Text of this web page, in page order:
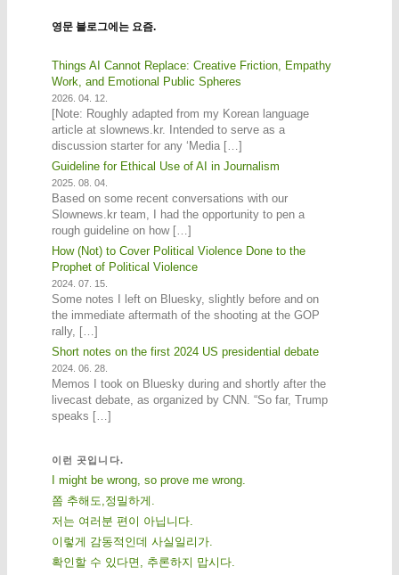
영문 블로그에는 요즘.
Things AI Cannot Replace: Creative Friction, Empathy
Work, and Emotional Public Spheres
2026. 04. 12.
[Note: Roughly adapted from my Korean language
article at slownews.kr. Intended to serve as a
discussion starter for any ‘Media […]
Guideline for Ethical Use of AI in Journalism
2025. 08. 04.
Based on some recent conversations with our
Slownews.kr team, I had the opportunity to pen a
rough guideline on how […]
How (Not) to Cover Political Violence Done to the
Prophet of Political Violence
2024. 07. 15.
Some notes I left on Bluesky, slightly before and on
the immediate aftermath of the shooting at the GOP
rally, […]
Short notes on the first 2024 US presidential debate
2024. 06. 28.
Memos I took on Bluesky during and shortly after the
livecast debate, as organized by CNN. “So far, Trump
speaks […]
이런 곳입니다.
I might be wrong, so prove me wrong.
쫌 추해도,정밀하게.
저는 여러분 편이 아닙니다.
이렇게 감동적인데 사실일리가.
확인할 수 있다면, 추론하지 맙시다.